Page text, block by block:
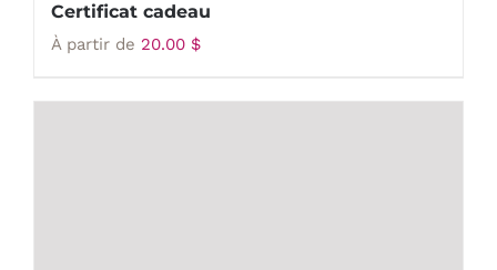
Certificat cadeau
À partir de 20.00 $